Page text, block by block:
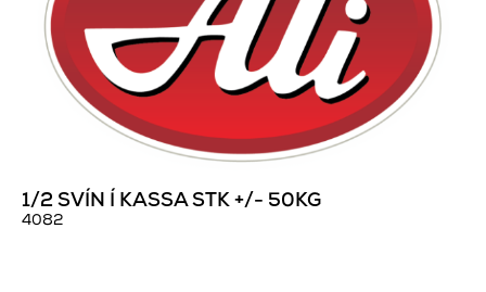
1/2 SVÍN Í KASSA STK +/- 50KG
4082